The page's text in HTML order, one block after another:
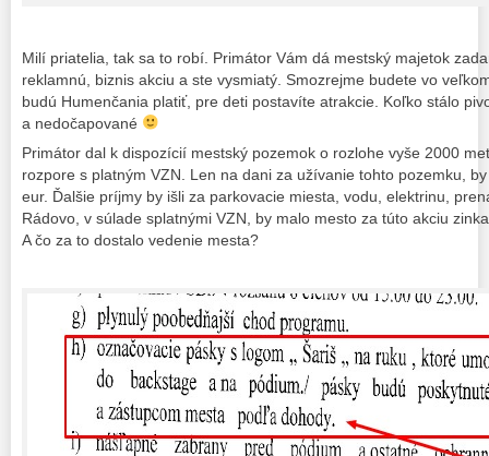
Milí priatelia, tak sa to robí. Primátor Vám dá mestský majetok
reklamnú, biznis akciu a ste vysmiatý. Smozrejme budete vo
budú Humenčania platiť, pre deti postavíte atrakcie. Koľko stálo
a nedočapované
Primátor dal k dispozícií mestský pozemok o rozlohe vyše 2000
rozpore s platným VZN. Len na dani za užívanie tohto pozemku,
eur. Ďalšie príjmy by išli za parkovacie miesta, vodu, elektrinu,
Rádovo, v súlade splatnými VZN, by malo mesto za túto akciu
A čo za to dostalo vedenie mesta?